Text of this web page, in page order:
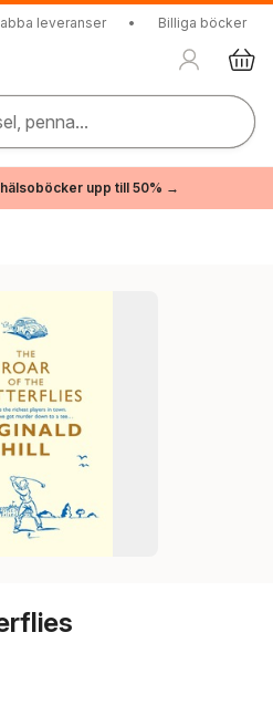
leveranser • Billiga böcker
penna...
upp till 50% →